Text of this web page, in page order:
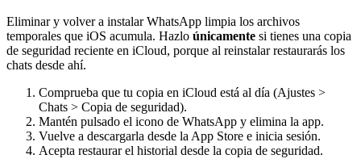
Eliminar y volver a instalar WhatsApp limpia los archivos
temporales que iOS acumula. Hazlo únicamente si tienes una copia
de seguridad reciente en iCloud, porque al reinstalar restaurarás los
chats desde ahí.
Comprueba que tu copia en iCloud está al día (Ajustes >
Chats > Copia de seguridad).
Mantén pulsado el icono de WhatsApp y elimina la app.
Vuelve a descargarla desde la App Store e inicia sesión.
Acepta restaurar el historial desde la copia de seguridad.